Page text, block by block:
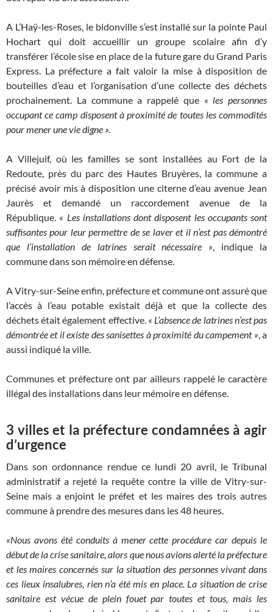
A L’Haÿ-les-Roses, le bidonville s’est installé sur la pointe Paul
Hochart qui doit accueillir un groupe scolaire afin d’y
transférer l’école sise en place de la future gare du Grand Paris
Express. La préfecture a fait valoir la mise à disposition de
bouteilles d’eau et l’organisation d’une collecte des déchets
prochainement. La commune a rappelé que « les personnes
occupant ce camp disposent à proximité de toutes les commodités
pour mener une vie digne ».
A Villejuif, où les familles se sont installées au Fort de la
Redoute, près du parc des Hautes Bruyères, la commune a
précisé avoir mis à disposition une citerne d’eau avenue Jean
Jaurès et demandé un raccordement avenue de la
République. « Les installations dont disposent les occupants sont
suffisantes pour leur permettre de se laver et il n’est pas démontré
que l’installation de latrines serait nécessaire », indique la
commune dans son mémoire en défense.
A Vitry-sur-Seine enfin, préfecture et commune ont assuré que
l’accès à l’eau potable existait déjà et que la collecte des
déchets était également effective.« L’absence de latrines n’est pas
démontrée et il existe des sanisettes à proximité du campement », a
aussi indiqué la ville.
Communes et préfecture ont par ailleurs rappelé le caractère
illégal des installations dans leur mémoire en défense.
3 villes et la préfecture condamnées à agir
d’urgence
Dans son ordonnance rendue ce lundi 20 avril, le Tribunal
administratif a rejeté la requête contre la ville de Vitry-sur-
Seine mais a enjoint le préfet et les maires des trois autres
commune à prendre des mesures dans les 48 heures.
«Nous avons été conduits à mener cette procédure car depuis le
début de la crise sanitaire, alors que nous avions alerté la préfecture
et les maires concernés sur la situation des personnes vivant dans
ces lieux insalubres, rien n’a été mis en place. La situation de crise
sanitaire est vécue de plein fouet par toutes et tous, mais les